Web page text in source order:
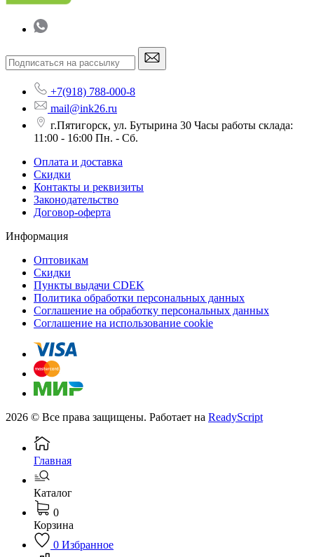
+7(918) 788-000-8
mail@ink26.ru
г.Пятигорск, ул. Бутырина 30 Часы работы склада:
11:00 - 16:00 Пн. - Сб.
Оплата и доставка
Скидки
Контакты и реквизиты
Законодательство
Договор-оферта
Информация
Оптовикам
Скидки
Пункты выдачи CDEK
Политика обработки персональных данных
Соглашение на обработку персональных данных
Соглашение на использование cookie
2026 © Все права защищены. Работает на ReadyScript
Главная
Каталог
0
Корзина
0 Избранное